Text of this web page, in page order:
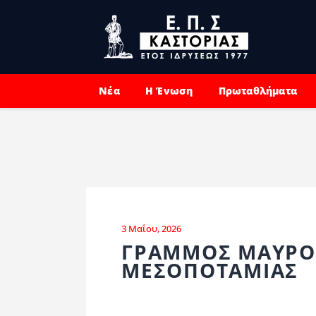
Νέα Η Ένωση Πρωταθλήματα
3 Μαΐου, 2026
ΓΡΑΜΜΟΣ
ΜΕΣΟΠΟΤΑΜΙΑΣ